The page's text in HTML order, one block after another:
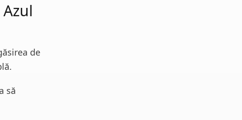
de
să